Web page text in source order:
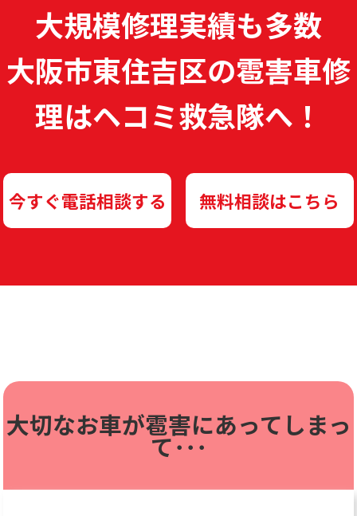
大規模修理実績も多数
大阪市東住吉区の雹害車修
理はヘコミ救急隊へ！
今すぐ電話相談する 無料相談はこちら
大切なお車が雹害にあってしまっ
て･･･